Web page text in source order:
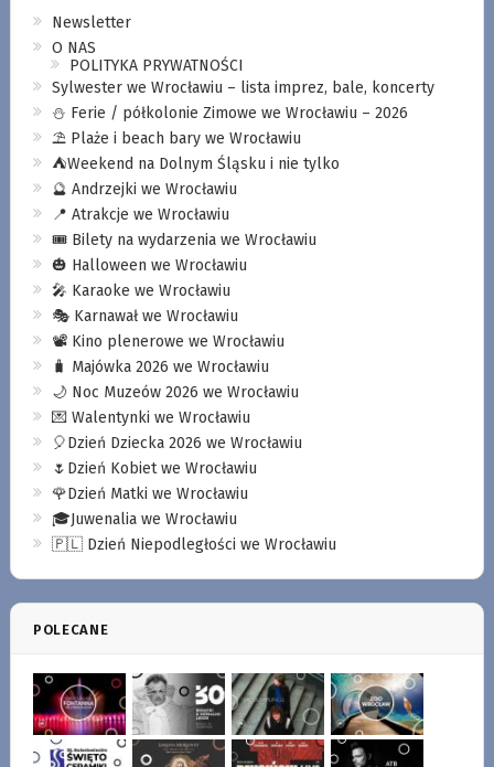
Newsletter
O NAS
POLITYKA PRYWATNOŚCI
Sylwester we Wrocławiu – lista imprez, bale, koncerty
⛄️ Ferie / półkolonie Zimowe we Wrocławiu – 2026
⛱️ Plaże i beach bary we Wrocławiu
⛺️Weekend na Dolnym Śląsku i nie tylko
🔮 Andrzejki we Wrocławiu
📍 Atrakcje we Wrocławiu
🎟️ Bilety na wydarzenia we Wrocławiu
🎃 Halloween we Wrocławiu
🎤 Karaoke we Wrocławiu
🎭 Karnawał we Wrocławiu
📽️ Kino plenerowe we Wrocławiu
🧳 Majówka 2026 we Wrocławiu
🌙 Noc Muzeów 2026 we Wrocławiu
💌 Walentynki we Wrocławiu
🎈Dzień Dziecka 2026 we Wrocławiu
🌷Dzień Kobiet we Wrocławiu
🌹Dzień Matki we Wrocławiu
🎓Juwenalia we Wrocławiu
🇵🇱 Dzień Niepodległości we Wrocławiu
POLECANE